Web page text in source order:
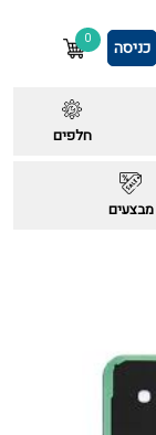
כניסה 0
חלפים
מבצעים